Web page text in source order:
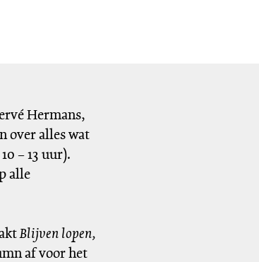
Hermans,
over alles wat
– 13 uur).
alle
Blijven lopen,
af voor het